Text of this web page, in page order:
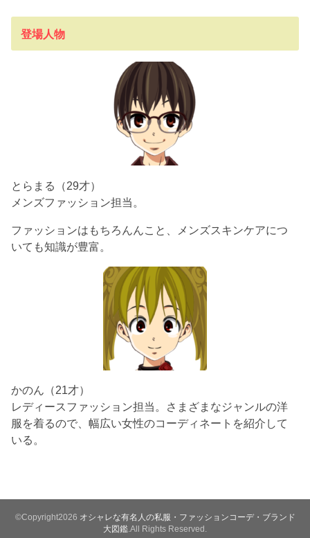
登場人物
とらまる（29才）
メンズファッション担当。
ファッションはもちろんんこと、メンズスキンケアにつ
いても知識が豊富。
かのん（21才）
レディースファッション担当。さまざまなジャンルの洋
服を着るので、幅広い女性のコーディネートを紹介して
いる。
©Copyright2026 オシャレな有名人の私服・ファッションコーデ・ブランド
大図鑑 .All Rights Reserved.